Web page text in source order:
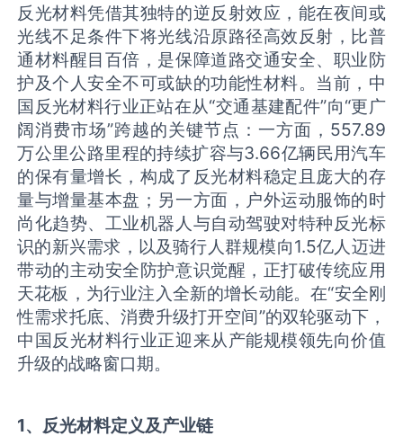
反光材料凭借其独特的逆反射效应，能在夜间或
光线不足条件下将光线沿原路径高效反射，比普
通材料醒目百倍，是保障道路交通安全、职业防
护及个人安全不可或缺的功能性材料。当前，中
国反光材料行业正站在从“交通基建配件”向“更广
阔消费市场”跨越的关键节点：一方面，557.89
万公里公路里程的持续扩容与3.66亿辆民用汽车
的保有量增长，构成了反光材料稳定且庞大的存
量与增量基本盘；另一方面，户外运动服饰的时
尚化趋势、工业机器人与自动驾驶对特种反光标
识的新兴需求，以及骑行人群规模向1.5亿人迈进
带动的主动安全防护意识觉醒，正打破传统应用
天花板，为行业注入全新的增长动能。在“安全刚
性需求托底、消费升级打开空间”的双轮驱动下，
中国反光材料行业正迎来从产能规模领先向价值
升级的战略窗口期。
1、反光材料定义及产业链